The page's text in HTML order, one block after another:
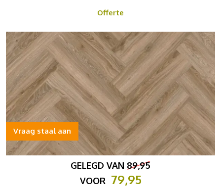
Offerte
GELEGD VAN 89,95
VOOR 79,95
Vraag staal aan